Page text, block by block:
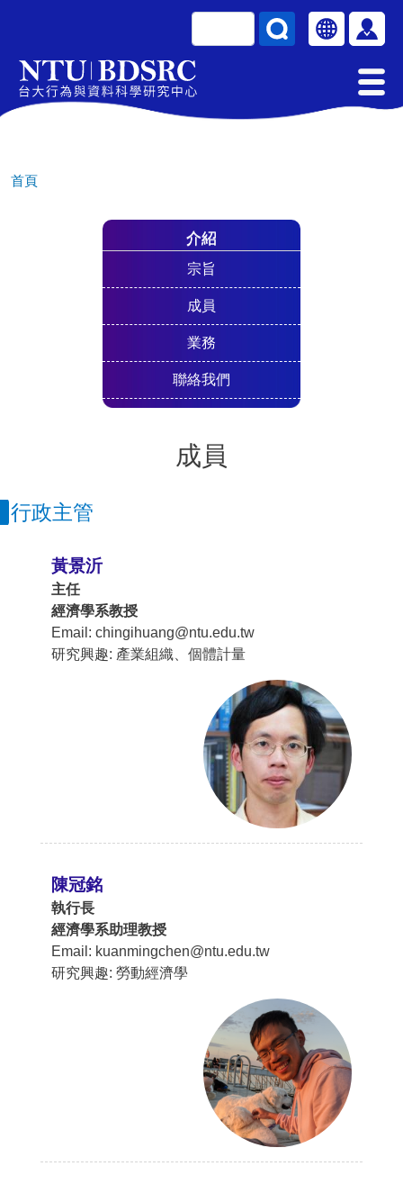
移至主內容
Select your
使用
首頁
成員
行政主管
黃景沂
主任
經濟學系教授
Email: chingihuang@ntu.edu.tw
研究興趣: 產業組織、個體計量
陳冠銘
執行長
經濟學系助理教授
Email: kuanmingchen@ntu.edu.tw
研究興趣: 勞動經濟學
介紹
宗旨
成員
業務
聯絡我們